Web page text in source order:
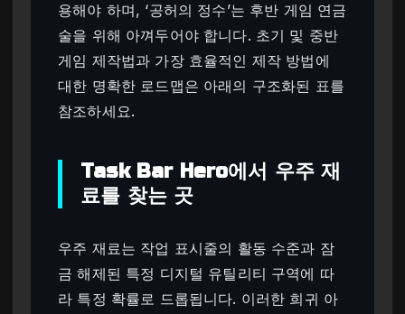
용해야 하며, ‘공허의 정수’는 후반 게임 연금
술을 위해 아껴두어야 합니다. 초기 및 중반
게임 제작법과 가장 효율적인 제작 방법에
대한 명확한 로드맵은 아래의 구조화된 표를
참조하세요.
Task Bar Hero에서 우주 재
료를 찾는 곳
우주 재료는 작업 표시줄의 활동 수준과 잠
금 해제된 특정 디지털 유틸리티 구역에 따
라 특정 확률로 드롭됩니다. 이러한 희귀 아